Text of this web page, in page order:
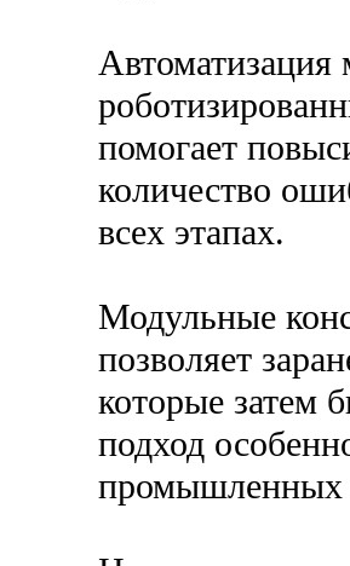
Автоматизация
помогает
количество
всех этапах.
Модульные
позволяет
которые затем
подход
промышленных